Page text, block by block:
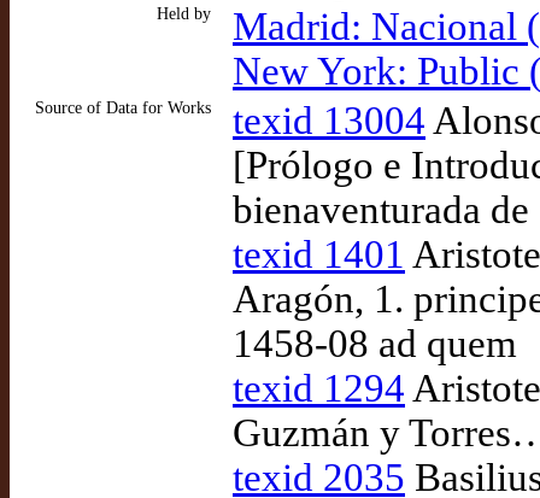
Held by
Madrid: Nacional
New York: Public
Source of Data for Works texid 13004
[Prólogo e
bienaventurada
texid 1401
Aragón, 1.
1458-08 ad quem
texid 1294
Guzmán y
texid 2035